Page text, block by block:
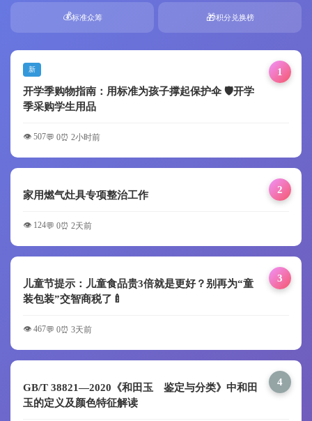
💰标准众筹 🎁积分兑换榜
1
新
开学季购物指南：用标准为孩子撑起保护伞 🛡️开学
季采购学生用品
👁️ 507💬 0⏰ 2小时前
2
家用燃气灶具专项整治工作
👁️ 124💬 0⏰ 2天前
3
儿童节提示：儿童食品贵3倍就是更好？别再为“童
装包装”交智商税了🍼
👁️ 467💬 0⏰ 3天前
4
GB/T 38821—2020《和田玉 鉴定与分类》中和田
玉的定义及颜色特征解读